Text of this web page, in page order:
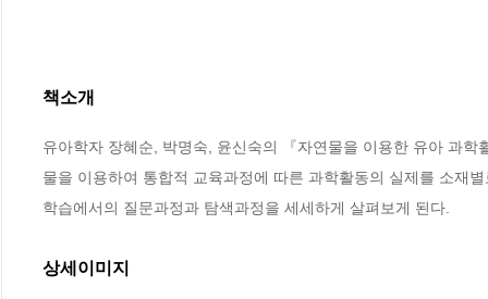
책소개
유아학자 장혜순, 박명숙, 윤신숙의 『자연물을 이용한 유아 과
물을 이용하여 통합적 교육과정에 따른 과학활동의 실제를 소재
학습에서의 질문과정과 탐색과정을 세세하게 살펴보게 된다.
상세이미지